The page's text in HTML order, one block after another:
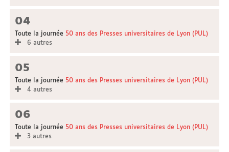
04
Toute la journée 50 ans des Presses universitaires de Lyon (PUL)
6 autres
05
Toute la journée 50 ans des Presses universitaires de Lyon (PUL)
4 autres
06
Toute la journée 50 ans des Presses universitaires de Lyon (PUL)
3 autres